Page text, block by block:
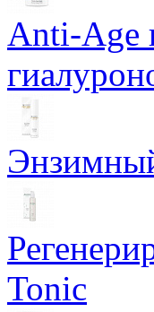
Anti-Age
Tonic